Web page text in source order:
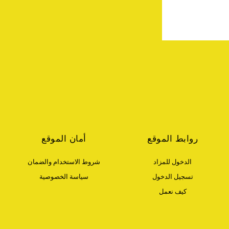
روابط الموقع
الدخول للمزاد
تسجيل الدخول
كيف نعمل
أمان الموقع
شروط الاستخدام والضمان
سياسة الخصوصية